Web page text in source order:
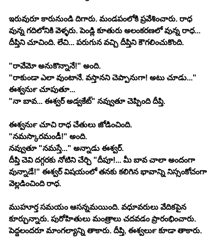
ఇరువురూ కారునుండి దిగారు. మండపంలోకి ప్రవేశించారు. రాధ
వున్న గదిలోనికి వెళ్ళరు. పెండ్లి కూతురు అలంకరణలో వున్న రాధ...
దీప్తిని చూచింది. లేచి... పరుగున వచ్చి దీప్తిని కౌగలించుకొంది.
"రావేమో అనుకొన్నానే!" అంది.
"రాకుండా ఎలా వుంటానే. వస్తానని చెప్పానుగా! అటు చూడు..."
ఈశ్వర్‍ను చూపుతూ...
"నా బావ... ఈశ్వర్ అడ్వకేట్" నవ్వుతూ చెప్పింది దీప్తి.
ఈశ్వర్‍ను చూచి రాధ చేతులు జోడించింది.
"నమస్కారమండీ!" అంది.
నవ్వుతూ "నమస్తే..." అన్నాడు ఈశ్వర్.
దీప్తి చెవి దగ్గరకు నోటిని చేర్చి "దీపూ!... మీ బావ చాలా అందంగా
వున్నాడే!" ఈశ్వర్ విషయంలో తనకు కలిగిన భావాన్ని నిస్సంకోచంగా
వెల్లడించింది రాధ.
ముహూర్త సమయం ఆసన్నమయింది. వధూవరులు వేదికపైన
కూర్చున్నారు. పురోహితులు మంత్రాలు చదవడం ప్రారంభించారు.
పెద్దలందరూ మాంగల్యాన్ని తాకారు. దీప్తి, ఈశ్వర్‍లు కూడా తాకారు.